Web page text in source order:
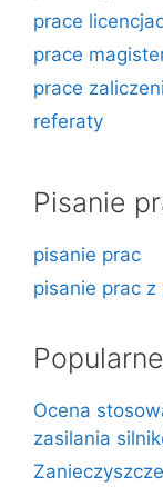
prace
prace
prace
referaty
Pisanie
pisanie prac
pisanie prac z
Ocena
zasilania